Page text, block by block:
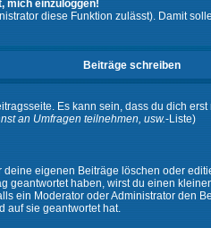
mich einzuloggen!
diese Funktion zulässt). Damit
Beiträge schreiben
Es kann sein, dass du dich
an Umfragen teilnehmen, usw.-Liste)
eigenen Beiträge löschen oder
haben, wirst du einen
ein Moderator oder Administrator den
auf sie geantwortet hat.